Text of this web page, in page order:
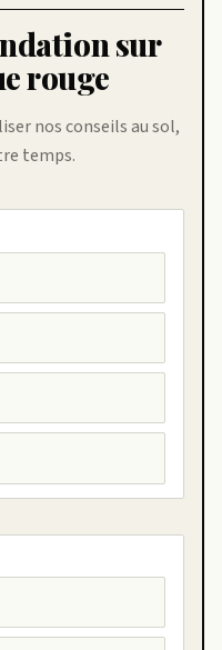
sur
rouge
nos conseils au sol,
temps.